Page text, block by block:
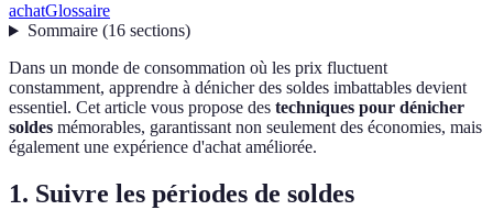
achatGlossaire
Sommaire(16 sections)
Dans un monde de consommation où les prix fluctuent
constamment, apprendre à dénicher des soldes imbattables devient
essentiel. Cet article vous propose des techniques pour dénicher
soldes mémorables, garantissant non seulement des économies, mais
également une expérience d'achat améliorée.
1. Suivre les périodes de soldes